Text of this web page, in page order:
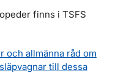
finns i TSFS
allmänna råd om
till dessa